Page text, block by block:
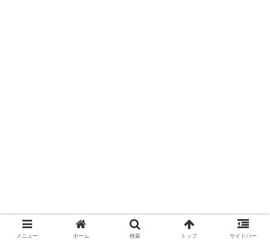
メニュー ホーム 検索 トップ サイドバー